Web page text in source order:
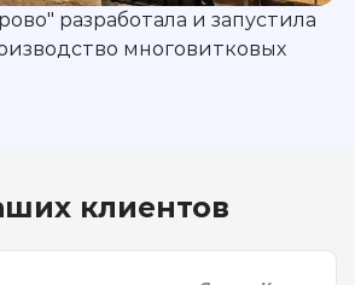
разработала и запустила
многовитковых
клиентов